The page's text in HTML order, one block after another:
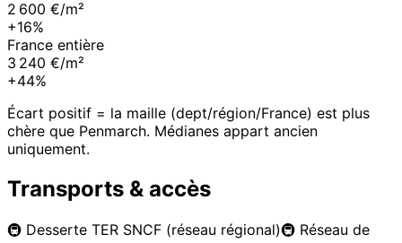
2 600 €/m²
+16%
France entière
3 240 €/m²
+44%
Écart positif = la maille (dept/région/France) est plus
chère que Penmarch. Médianes appart ancien
uniquement.
Transports & accès
🚇 Desserte TER SNCF (réseau régional)🚇 Réseau de